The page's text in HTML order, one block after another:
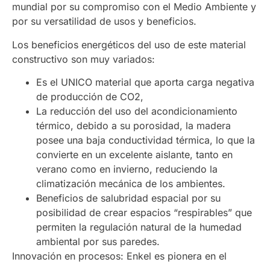
mundial por su compromiso con el Medio Ambiente y
por su versatilidad de usos y beneficios.
Los beneficios energéticos del uso de este material
constructivo son muy variados:
Es el UNICO material que aporta carga negativa
de producción de CO2,
La reducción del uso del acondicionamiento
térmico, debido a su porosidad, la madera
posee una baja conductividad térmica, lo que la
convierte en un excelente aislante, tanto en
verano como en invierno, reduciendo la
climatización mecánica de los ambientes.
Beneficios de salubridad espacial por su
posibilidad de crear espacios “respirables” que
permiten la regulación natural de la humedad
ambiental por sus paredes.
Innovación en procesos: Enkel es pionera en el